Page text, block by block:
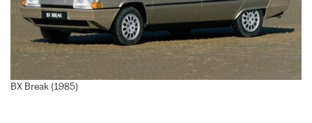
BX Break (1985)